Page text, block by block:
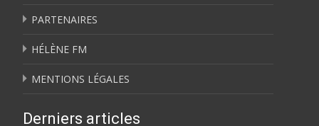
PARTENAIRES
HÉLÈNE FM
MENTIONS LÉGALES
Derniers articles